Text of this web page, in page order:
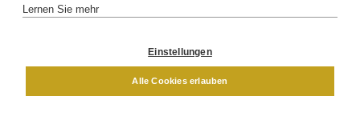
Kontakt Newsletter Partner
Versand
DAMEN
Lernen Sie mehr
Einstellungen
Alle Cookies erlauben